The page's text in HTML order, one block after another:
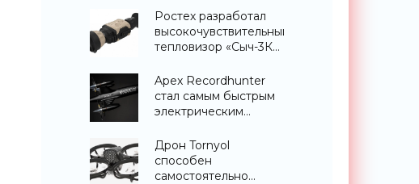
земли -
«Беспилотники»
Ростех разработал
высокочувствительный
тепловизор «Сыч-3К»
распознавания до 2
км - «Гаджеты»
Apex Recordhunter
стал самым быстрым
электрическим
«Беспилотники»
Дрон Tornyol
способен
самостоятельно